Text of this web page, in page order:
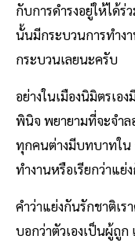
กับการดำรงอยู่ให้ได้
นั้นมีกระบวนการทำง
กระบวนเลยนะครับ
อย่างในเมืองนิมิตรเอ
พินิจ พยายามที่จะจำ
ทุกคนต่างมีบทบาทใ
ทำงานหรือเรียกว่าแย่
คำว่าแย่งกันรักชาติเร
บอกว่าตัวเองเป็นผู้ถู